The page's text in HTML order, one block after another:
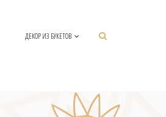
ДЕКОР ИЗ БУКЕТОВ